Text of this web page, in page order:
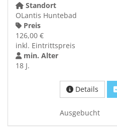
Standort
OLantis Huntebad
Preis
126,00 €
inkl. Eintrittspreis
min. Alter
18 J.
Details
Ausgebucht